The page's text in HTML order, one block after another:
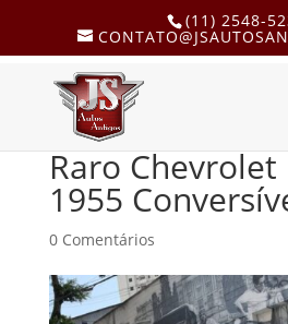
(11) 2548-
Raro Chevrolet
1955
0 Comentários